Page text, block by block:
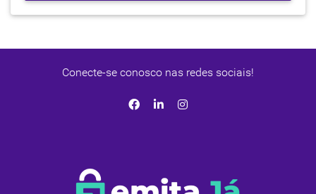
Conecte-se conosco nas redes sociais!